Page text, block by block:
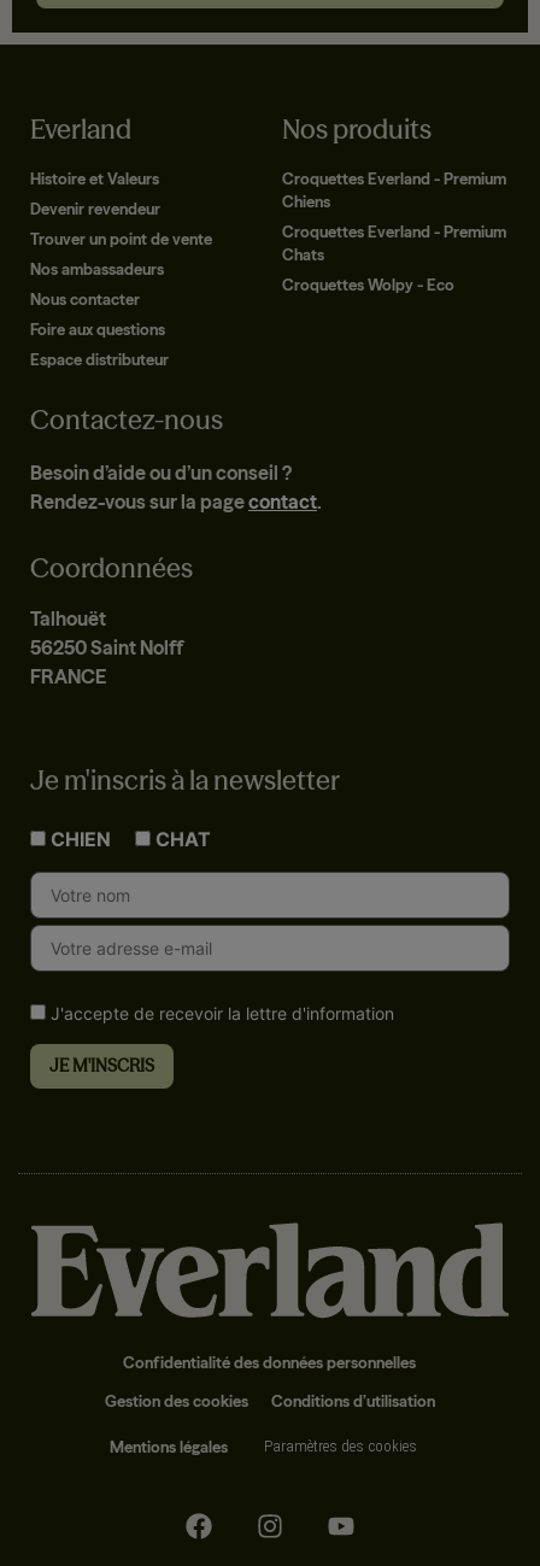
Everland
Histoire et Valeurs
Devenir revendeur
Trouver un point de vente
Nos ambassadeurs
Nous contacter
Foire aux questions
Espace distributeur
Nos produits
Croquettes Everland - Premium
Chiens
Croquettes Everland - Premium
Chats
Croquettes Wolpy - Eco
Contactez-nous
Besoin d’aide ou d’un conseil ?
Rendez-vous sur la pagecontact.
Coordonnées
Talhouët
56250 Saint Nolff
FRANCE
Je m'inscris à la newsletter
CHIEN CHAT
J'accepte de recevoir la lettre d'information
Confidentialité des données personnelles
Gestion des cookies
Conditions d’utilisation
Mentions légales Paramètres des cookies